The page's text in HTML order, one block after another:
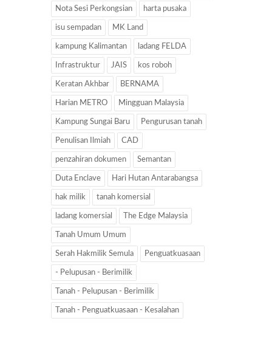
Nota Sesi Perkongsian harta pusaka
isu sempadan MK Land
kampung Kalimantan ladang FELDA
Infrastruktur JAIS kos roboh
Keratan Akhbar BERNAMA
Harian METRO Mingguan Malaysia
Kampung Sungai Baru Pengurusan tanah
Penulisan Ilmiah CAD
penzahiran dokumen Semantan
Duta Enclave Hari Hutan Antarabangsa
hak milik tanah komersial
ladang komersial The Edge Malaysia
Tanah Umum Umum
Serah Hakmilik Semula Penguatkuasaan
- Pelupusan - Berimilik
Tanah - Pelupusan - Berimilik
Tanah - Penguatkuasaan - Kesalahan